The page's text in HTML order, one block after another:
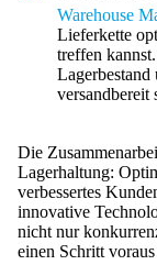
Warehouse
Lieferkette
treffen
Lagerbestand
versandbereit
Die
Lagerhaltung:
verbessertes
innovative
nicht nur
einen Schritt